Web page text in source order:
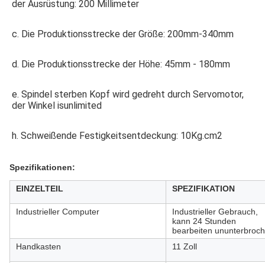
der Ausrüstung: 200 Millimeter
c. Die Produktionsstrecke der Größe: 200mm-340mm
d. Die Produktionsstrecke der Höhe: 45mm - 180mm
e. Spindel sterben Kopf wird gedreht durch Servomotor,
der Winkel isunlimited
h. Schweißende Festigkeitsentdeckung: 10Kg.cm2
Spezifikationen:
EINZELTEIL SPEZIFIKATION
Industrieller Computer
Industrieller Gebrauch,
kann 24 Stunden
bearbeiten
Handkasten
11 Zoll